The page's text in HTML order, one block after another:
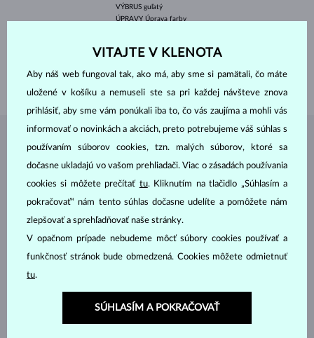
VÝBRUS guľatý
ÚPRAVY Úprava farby
1.30 g
ŠPERKY ZATELIÉRU KLENOTA
VITAJTE V KLENOTA
Aby náš web fungoval tak, ako má, aby sme si pamätali, čo máte
uložené v košíku a nemuseli ste sa pri každej návšteve znova
prihlásiť, aby sme vám ponúkali iba to, čo vás zaujíma a mohli vás
informovať o novinkách a akciách, preto potrebujeme váš súhlas s
používaním súborov cookies, tzn. malých súborov, ktoré sa
dočasne ukladajú vo vašom prehliadači. Viac o zásadách používania
cookies si môžete prečítať tu. Kliknutím na tlačidlo „Súhlasím a
pokračovať“ nám tento súhlas dočasne udelíte a pomôžete nám
zlepšovať a sprehľadňovať naše stránky.
V opačnom prípade nebudeme môcť súbory cookies používať a
funkčnosť stránok bude obmedzená. Cookies môžete odmietnuť
tu.
SÚHLASÍM A POKRAČOVAŤ